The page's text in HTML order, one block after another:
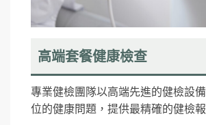
高端套餐健康檢查
專業健檢團隊以高端先進的健檢設
位的健康問題，提供最精確的健檢報